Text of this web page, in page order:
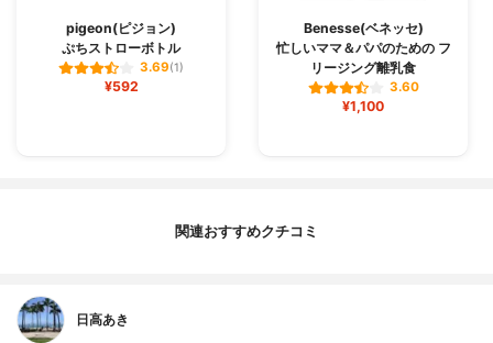
pigeon(ピジョン)
ぷちストローボトル
3.69(1)
¥592
Benesse(ベネッセ)
忙しいママ＆パパのための フ
リージング離乳食
3.60
¥1,100
関連おすすめクチコミ
日高あき